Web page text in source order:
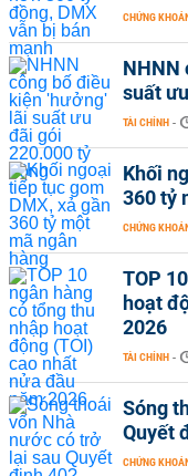
CHỨNG
NHNN
suất
TÀI CHÍNH -
Khối
360 tỷ
CHỨNG
TOP
hoạt
2026
TÀI CHÍNH -
Sóng
Quyết
CHỨNG